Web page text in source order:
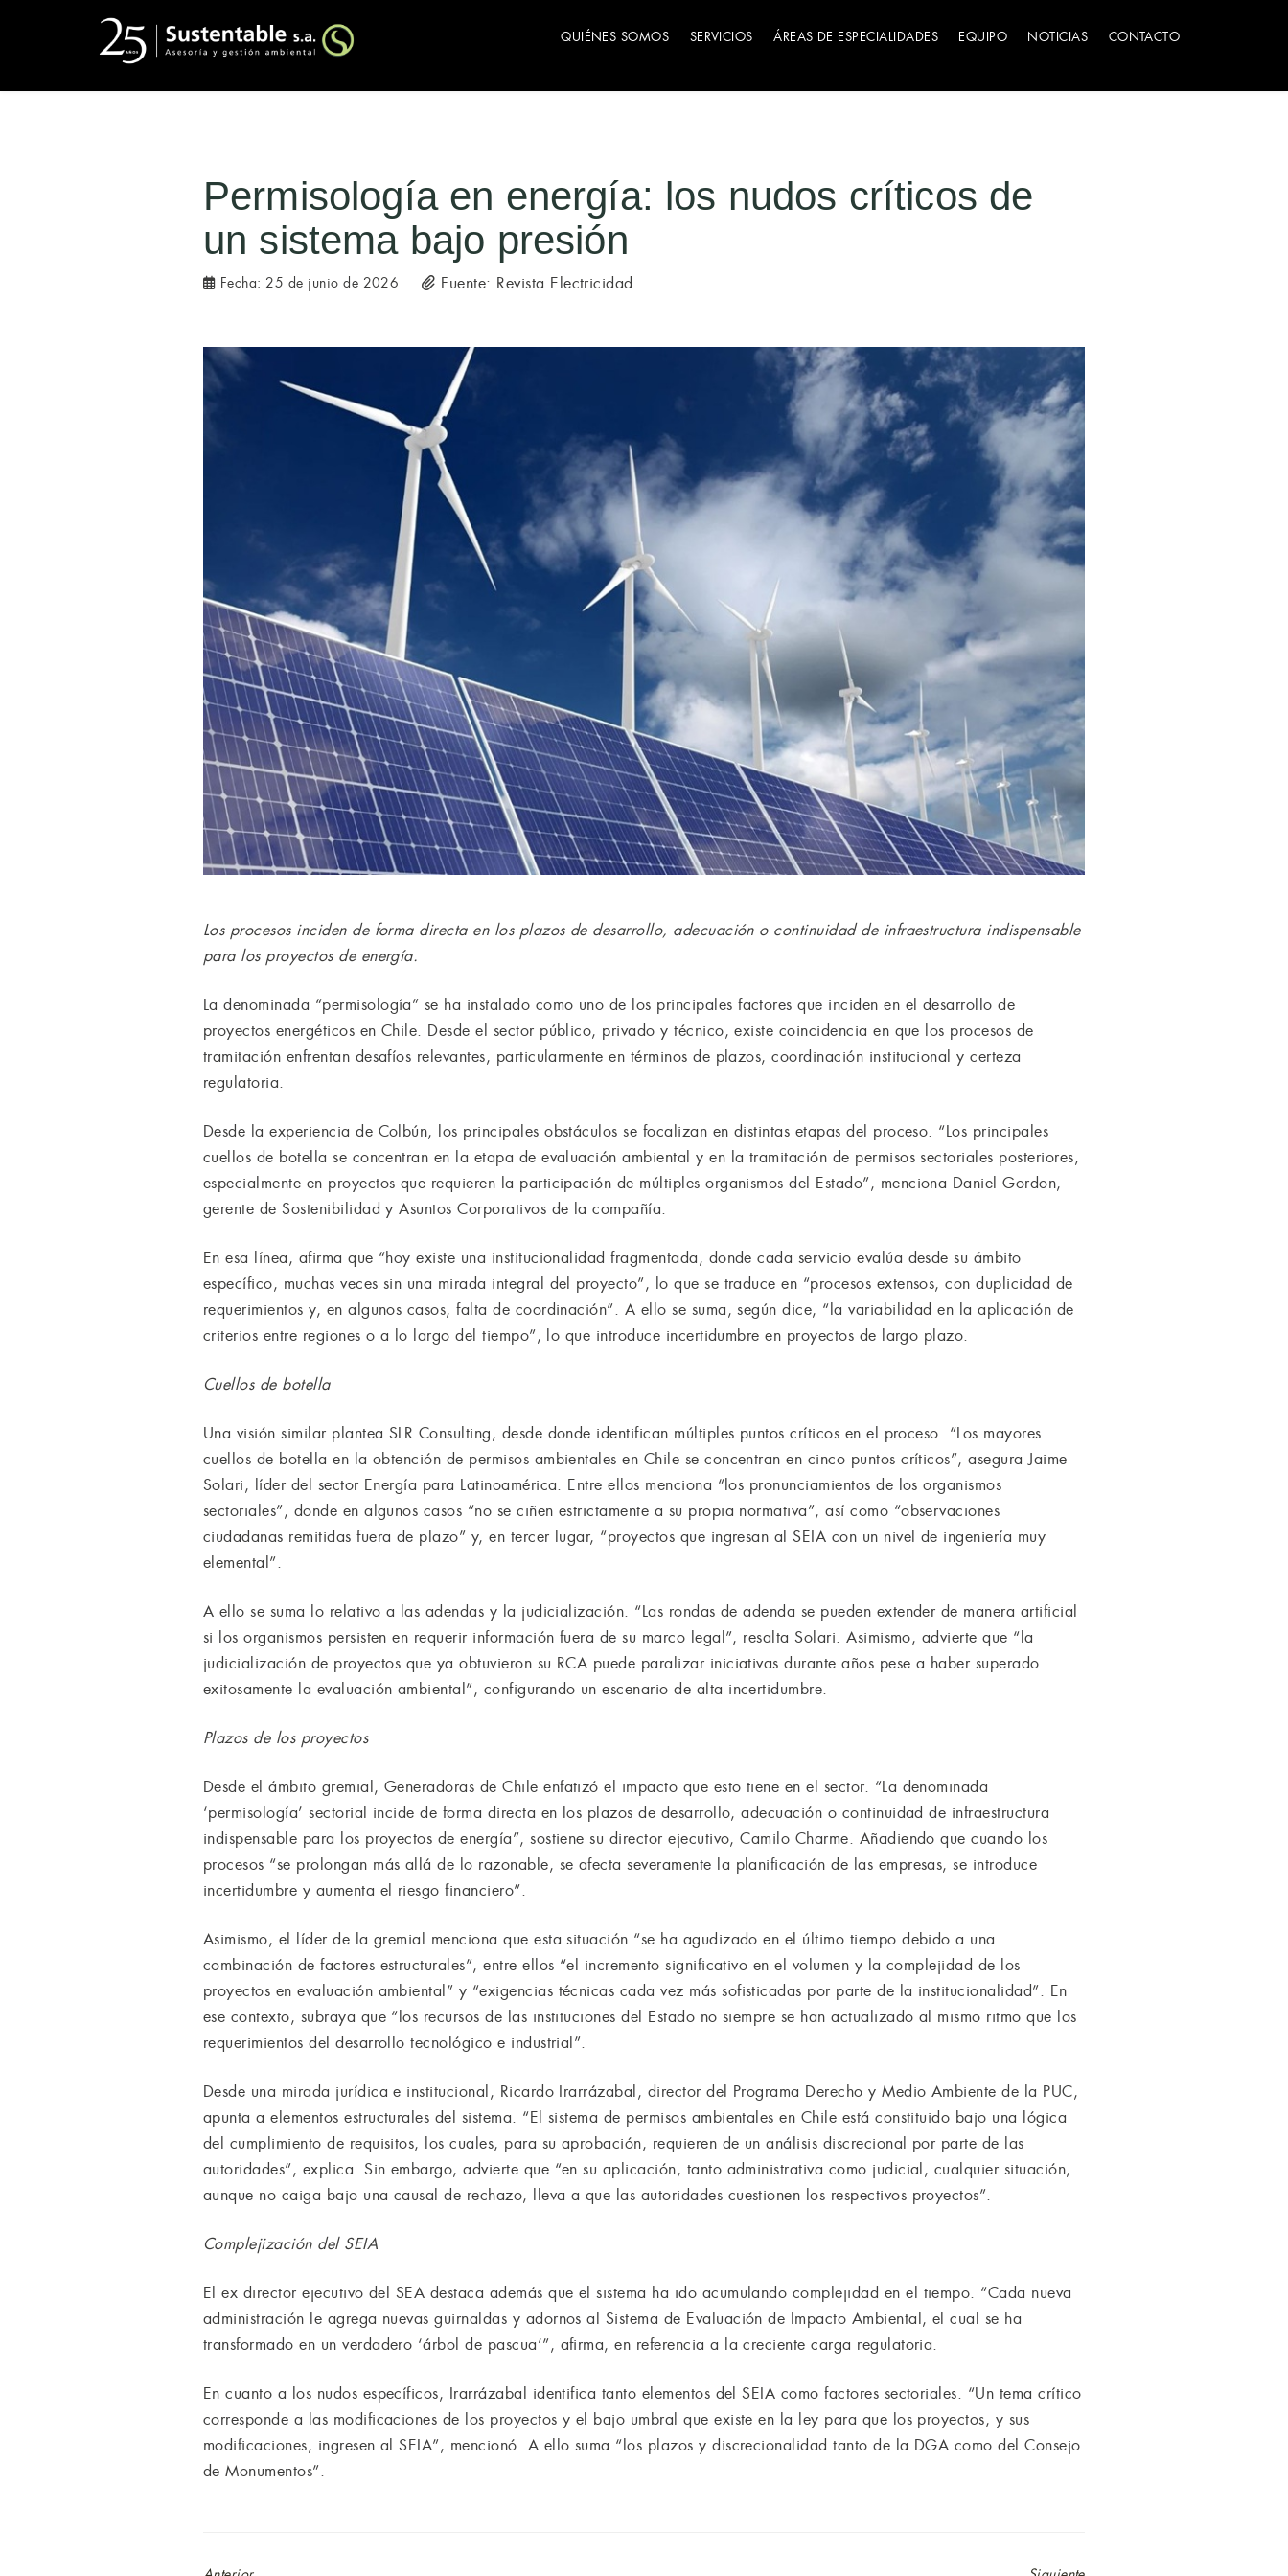
QUIÉNES SOMOS SERVICIOS ÁREAS DE ESPECIALIDADES EQUIPO NOTICIAS CONTACTO
Permisología en energía: los nudos críticos de
un sistema bajo presión
Fecha: 25 de junio de 2026 Fuente: Revista Electricidad
Los procesos inciden de forma directa en los plazos de desarrollo, adecuación o continuidad de infraestructura indispensable
para los proyectos de energía.
La denominada “permisología” se ha instalado como uno de los principales factores que inciden en el desarrollo de
proyectos energéticos en Chile. Desde el sector público, privado y técnico, existe coincidencia en que los procesos de
tramitación enfrentan desafíos relevantes, particularmente en términos de plazos, coordinación institucional y certeza
regulatoria.
Desde la experiencia de Colbún, los principales obstáculos se focalizan en distintas etapas del proceso. “Los principales
cuellos de botella se concentran en la etapa de evaluación ambiental y en la tramitación de permisos sectoriales posteriores,
especialmente en proyectos que requieren la participación de múltiples organismos del Estado”, menciona Daniel Gordon,
gerente de Sostenibilidad y Asuntos Corporativos de la compañía.
En esa línea, afirma que “hoy existe una institucionalidad fragmentada, donde cada servicio evalúa desde su ámbito
específico, muchas veces sin una mirada integral del proyecto”, lo que se traduce en “procesos extensos, con duplicidad de
requerimientos y, en algunos casos, falta de coordinación”. A ello se suma, según dice, “la variabilidad en la aplicación de
criterios entre regiones o a lo largo del tiempo”, lo que introduce incertidumbre en proyectos de largo plazo.
Cuellos de botella
Una visión similar plantea SLR Consulting, desde donde identifican múltiples puntos críticos en el proceso. “Los mayores
cuellos de botella en la obtención de permisos ambientales en Chile se concentran en cinco puntos críticos”, asegura Jaime
Solari, líder del sector Energía para Latinoamérica. Entre ellos menciona “los pronunciamientos de los organismos
sectoriales”, donde en algunos casos “no se ciñen estrictamente a su propia normativa”, así como “observaciones
ciudadanas remitidas fuera de plazo” y, en tercer lugar, “proyectos que ingresan al SEIA con un nivel de ingeniería muy
elemental”.
A ello se suma lo relativo a las adendas y la judicialización. “Las rondas de adenda se pueden extender de manera artificial
si los organismos persisten en requerir información fuera de su marco legal”, resalta Solari. Asimismo, advierte que “la
judicialización de proyectos que ya obtuvieron su RCA puede paralizar iniciativas durante años pese a haber superado
exitosamente la evaluación ambiental”, configurando un escenario de alta incertidumbre.
Plazos de los proyectos
Desde el ámbito gremial, Generadoras de Chile enfatizó el impacto que esto tiene en el sector. “La denominada
‘permisología’ sectorial incide de forma directa en los plazos de desarrollo, adecuación o continuidad de infraestructura
indispensable para los proyectos de energía”, sostiene su director ejecutivo, Camilo Charme. Añadiendo que cuando los
procesos “se prolongan más allá de lo razonable, se afecta severamente la planificación de las empresas, se introduce
incertidumbre y aumenta el riesgo financiero”.
Asimismo, el líder de la gremial menciona que esta situación “se ha agudizado en el último tiempo debido a una
combinación de factores estructurales”, entre ellos “el incremento significativo en el volumen y la complejidad de los
proyectos en evaluación ambiental” y “exigencias técnicas cada vez más sofisticadas por parte de la institucionalidad”. En
ese contexto, subraya que “los recursos de las instituciones del Estado no siempre se han actualizado al mismo ritmo que los
requerimientos del desarrollo tecnológico e industrial”.
Desde una mirada jurídica e institucional, Ricardo Irarrázabal, director del Programa Derecho y Medio Ambiente de la PUC,
apunta a elementos estructurales del sistema. “El sistema de permisos ambientales en Chile está constituido bajo una lógica
del cumplimiento de requisitos, los cuales, para su aprobación, requieren de un análisis discrecional por parte de las
autoridades”, explica. Sin embargo, advierte que “en su aplicación, tanto administrativa como judicial, cualquier situación,
aunque no caiga bajo una causal de rechazo, lleva a que las autoridades cuestionen los respectivos proyectos”.
Complejización del SEIA
El ex director ejecutivo del SEA destaca además que el sistema ha ido acumulando complejidad en el tiempo. “Cada nueva
administración le agrega nuevas guirnaldas y adornos al Sistema de Evaluación de Impacto Ambiental, el cual se ha
transformado en un verdadero ‘árbol de pascua’”, afirma, en referencia a la creciente carga regulatoria.
En cuanto a los nudos específicos, Irarrázabal identifica tanto elementos del SEIA como factores sectoriales. “Un tema crítico
corresponde a las modificaciones de los proyectos y el bajo umbral que existe en la ley para que los proyectos, y sus
modificaciones, ingresen al SEIA”, mencionó. A ello suma “los plazos y discrecionalidad tanto de la DGA como del Consejo
de Monumentos”.